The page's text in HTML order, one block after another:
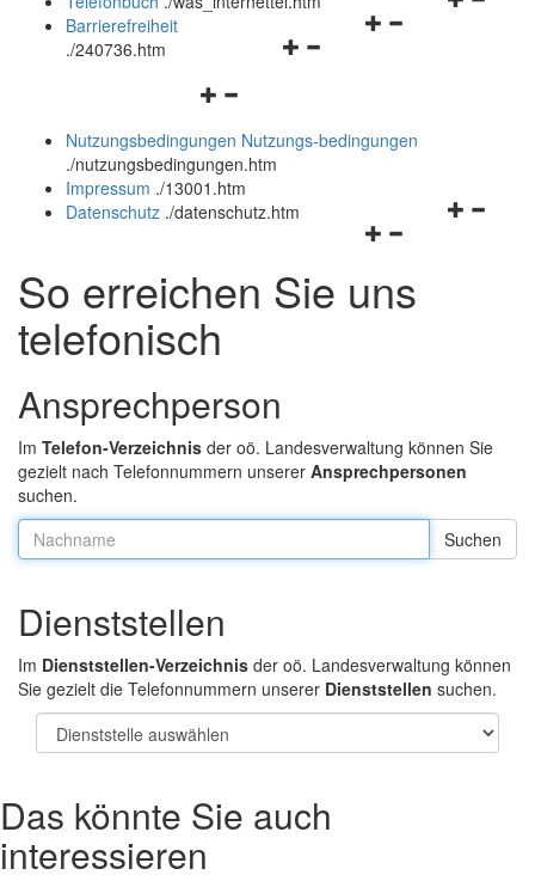
Navigationsmenü
Navigationsmenü
Barrierefreiheit
./240736.htm
Navigationsmenü
und
schließen
Nutzungsbedingungen Nutzungs-bedingungen
./nutzungsbedingungen.htm
Impressum ./13001.htm
Navigationsmenü
und
schließen
Datenschutz ./datenschutz.htm
So erreichen Sie uns
telefonisch
Ansprechperson
Im Telefon-Verzeichnis der oö. Landesverwaltung können Sie
gezielt nach Telefonnummern unserer Ansprechpersonen
suchen.
Nachname:
Dienststellen
Im Dienststellen-Verzeichnis der oö. Landesverwaltung können
Sie gezielt die Telefonnummern unserer Dienststellen suchen.
Das könnte Sie auch
interessieren